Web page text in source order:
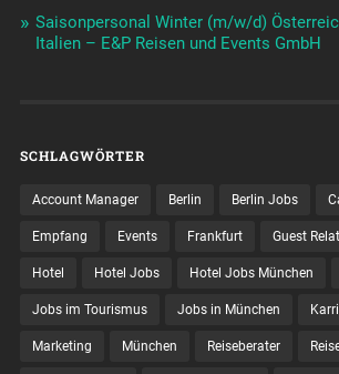
Saisonpersonal Winter (m/w/d)
Italien – E&P Reisen und Events GmbH
SCHLAGWÖRTER
Account Manager Berlin Berlin Jobs
Empfang Events Frankfurt Guest
Hotel Hotel Jobs Hotel Jobs München
Jobs im Tourismus Jobs in München
Marketing München Reiseberater